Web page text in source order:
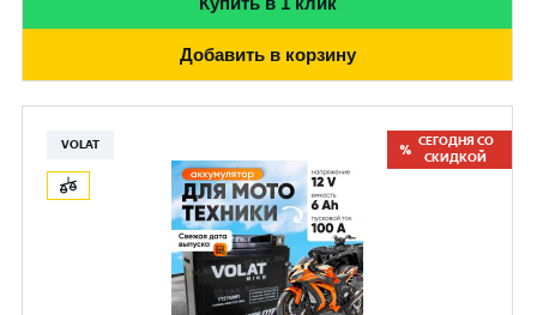
Добавить в корзину
VOLAT
СЕГОДНЯ СО
СКИДКОЙ